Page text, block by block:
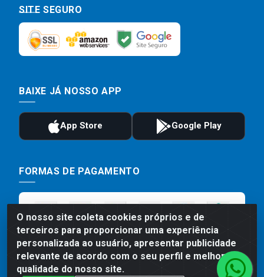
O nosso site coleta cookies próprios e de
terceiros para proporcionar uma experiência
personalizada ao usuário, apresentar publicidade
relevante de acordo com o seu perfil e melhorar a
qualidade do nosso site.
SITE SEGURO
BAIXE JÁ NOSSO APP
FORMAS DE PAGAMENTO